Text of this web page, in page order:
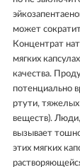
может
Концентрат
мягких
качества.
потенциально
ртути,
веществ).
вызывает
этих мягких